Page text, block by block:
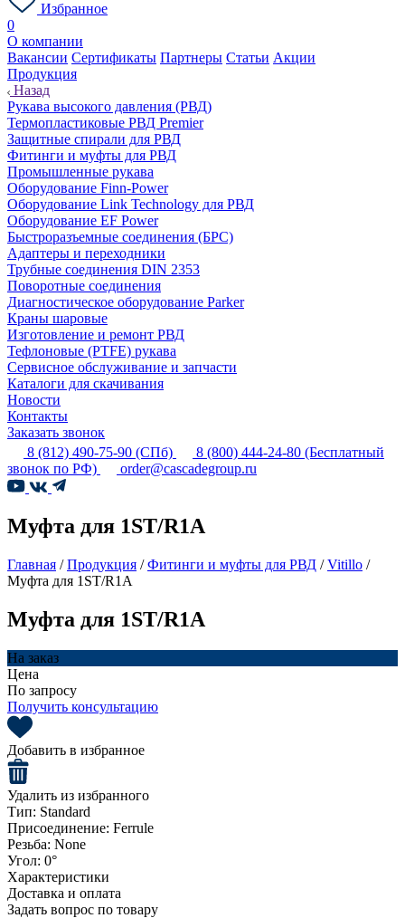
Избранное
0
О компании
Вакансии Сертификаты Партнеры Статьи Акции
Продукция
Назад
Рукава высокого давления (РВД)
Термопластиковые РВД Premier
Защитные спирали для РВД
Фитинги и муфты для РВД
Промышленные рукава
Оборудование Finn-Power
Оборудование Link Technology для РВД
Оборудование EF Power
Быстроразъемные соединения (БРС)
Адаптеры и переходники
Трубные соединения DIN 2353
Поворотные соединения
Диагностическое оборудование Parker
Краны шаровые
Изготовление и ремонт РВД
Тефлоновые (PTFE) рукава
Сервисное обслуживание и запчасти
Каталоги для скачивания
Новости
Контакты
Заказать звонок
8 (812) 490-75-90 (СПб) 8 (800) 444-24-80 (Бесплатный
звонок по РФ)
order@cascadegroup.ru
Муфта для 1ST/R1A
Главная /Продукция /Фитинги и муфты для РВД /Vitillo /
Муфта для 1ST/R1A
Муфта для 1ST/R1A
На заказ
Цена
По запросу
Получить консультацию
Добавить в избранное
Удалить из избранного
Тип: Standard
Присоединение: Ferrule
Резьба: None
Угол: 0°
Характеристики
Доставка и оплата
Задать вопрос по товару